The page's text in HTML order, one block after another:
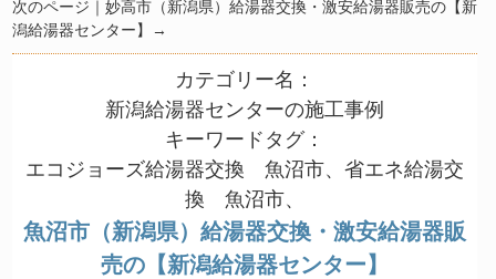
次のページ｜妙高市（新潟県）給湯器交換・激安給湯器販売の【新
潟給湯器センター】
→
カテゴリー名：
新潟給湯器センターの施工事例
キーワードタグ：
エコジョーズ給湯器交換 魚沼市、省エネ給湯交
換 魚沼市、
魚沼市（新潟県）給湯器交換・激安給湯器販
売の【新潟給湯器センター】